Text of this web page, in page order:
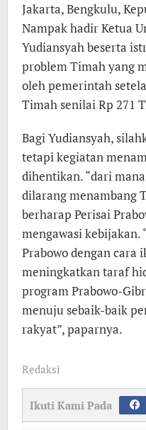
Jakarta, Bengkulu,
Nampak hadir Ketua
Yudiansyah beserta
problem Timah yang
oleh pemerintah
Timah senilai Rp 271
Bagi Yudiansyah,
tetapi kegiatan
dihentikan. “dari
dilarang menambang
berharap Perisai
mengawasi
Prabowo dengan cara
meningkatkan taraf
program Prabowo-
menuju sebaik-baik
rakyat”, paparnya.
Redaksi
Ikuti Kami Pada